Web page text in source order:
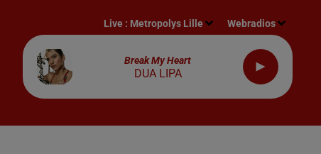
Live : Metropolys Lille Webradios
Break My Heart
DUA LIPA